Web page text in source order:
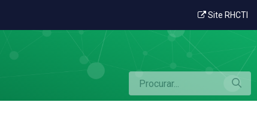
Site RHCTI